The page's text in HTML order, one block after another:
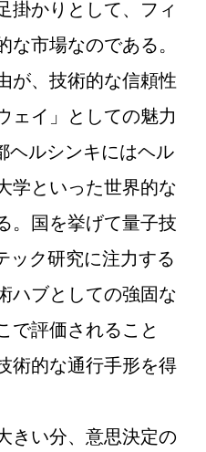
掛かりとして、フィ
市場なのである。
が、技術的な信頼性
ェイ」としての魅力
ヘルシンキにはヘル
学といった世界的な
。国を挙げて量子技
ック研究に注力する
ハブとしての強固な
で評価されること
術的な通行手形を得
きい分、意思決定の